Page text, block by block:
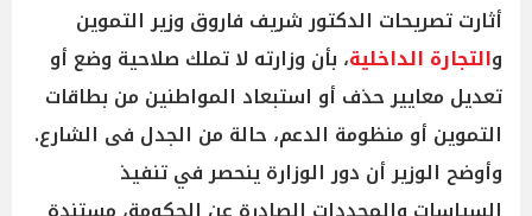
أثارت تصريحات الدكتور شريف فاروق وزير التموين
والتجارة الداخلية، بأن وزارته لا تملك صلاحية وضع أو
تعديل معايير حذف أو استبعاد المواطنين من بطاقات
التموين أو منظومة الدعم، حالة من الجدل فى الشارع.
وأوضح الوزير أن دور الوزارة ينحصر في تنفيذ